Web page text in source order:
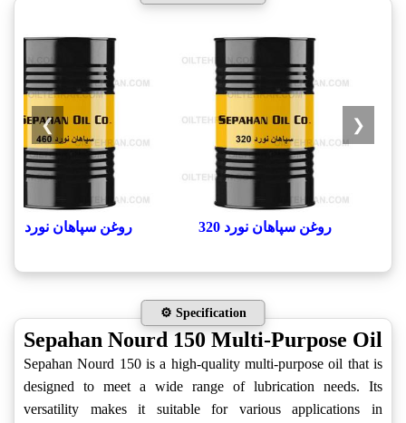
روغن سپاهان نورد 320 روغن سپاهان نورد 460
❮
❯
⚙️ Specification
Sepahan Nourd 150 Multi-Purpose Oil
Sepahan Nourd 150 is a high-quality multi-purpose oil that is
designed to meet a wide range of lubrication needs. Its
versatility makes it suitable for various applications in